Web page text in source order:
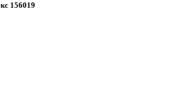
156019